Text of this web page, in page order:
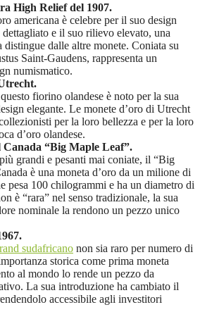
High Relief del 1907.
americana è celebre per il suo design
dettagliato e il suo rilievo elevato, una
distingue dalle altre monete. Coniata su
Saint-Gaudens, rappresenta un
numismatico.
fiorino olandese è noto per la sua
elegante. Le monete d’oro di Utrecht
per la loro bellezza e per la loro
d’oro olandese.
Canada “Big Maple Leaf”.
grandi e pesanti mai coniate, il “Big
è una moneta d’oro da un milione di
pesa 100 chilogrammi e ha un diametro di
è “rara” nel senso tradizionale, la sua
nominale la rendono un pezzo unico
sudafricano non sia raro per numero di
storica come prima moneta
al mondo lo rende un pezzo da
La sua introduzione ha cambiato il
accessibile agli investitori